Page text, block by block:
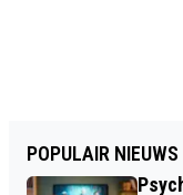
POPULAIR NIEUWS